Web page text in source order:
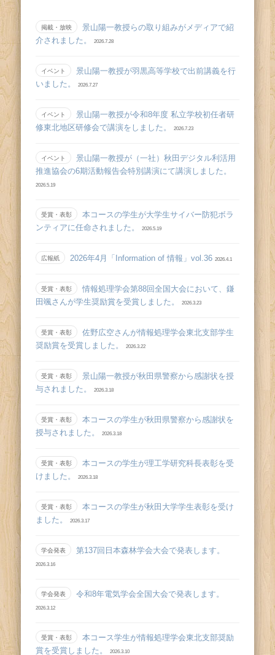
掲載・放映
景山陽一教授らの取り組みがメディアで紹
介されました。
2026.7.28
イベント
景山陽一教授が羽黒高等学校で出前講義を行
いました。
2026.7.27
イベント
景山陽一教授が令和8年度 私立学校初任者研
修東北地区研修会で講演をしました。
2026.7.23
イベント
景山陽一教授が（一社）秋田デジタル利活用
推進協会の6期活動報告会特別講演にて講演しました。
2026.5.19
受賞・表彰
本コースの学生が大学生サイバー防犯ボラ
ンティアに任命されました。
2026.5.19
広報紙 2026年4月「Information of 情報」vol.36 2026.4.1
受賞・表彰
情報処理学会第88回全国大会において、鎌
田颯さんが学生奨励賞を受賞しました。
2026.3.23
受賞・表彰
佐野広空さんが情報処理学会東北支部学生
奨励賞を受賞しました。
2026.3.22
受賞・表彰
景山陽一教授が秋田県警察から感謝状を授
与されました。
2026.3.18
受賞・表彰
本コースの学生が秋田県警察から感謝状を
授与されました。
2026.3.18
受賞・表彰
本コースの学生が理工学研究科長表彰を受
けました。
2026.3.18
受賞・表彰
本コースの学生が秋田大学学生表彰を受け
ました。
2026.3.17
学会発表 第137回日本森林学会大会で発表します。
2026.3.16
学会発表 令和8年電気学会全国大会で発表します。
2026.3.12
受賞・表彰
本コース学生が情報処理学会東北支部奨励
賞を受賞しました。
2026.3.10